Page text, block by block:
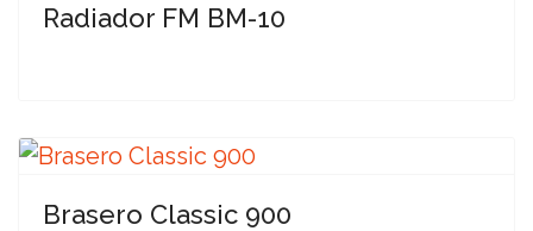
Radiador FM BM-10
Brasero Classic 900